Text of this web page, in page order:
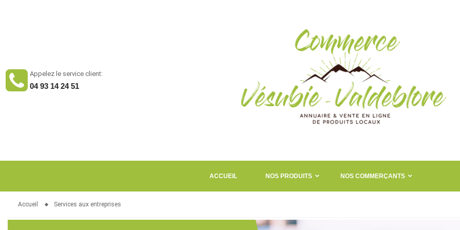
Appelez le service client:
04 93 14 24 51
ACCUEIL NOS PRODUITS NOS COMMERÇANTS
Accueil Services aux entreprises